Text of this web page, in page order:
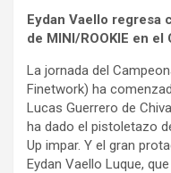
Eydan Vaello regresa
de MINI/ROOKIE en el
La jornada del
Finetwork) ha
Lucas Guerrero de
ha dado el pistoletazo
Up impar. Y el gran
Eydan Vaello Luque,